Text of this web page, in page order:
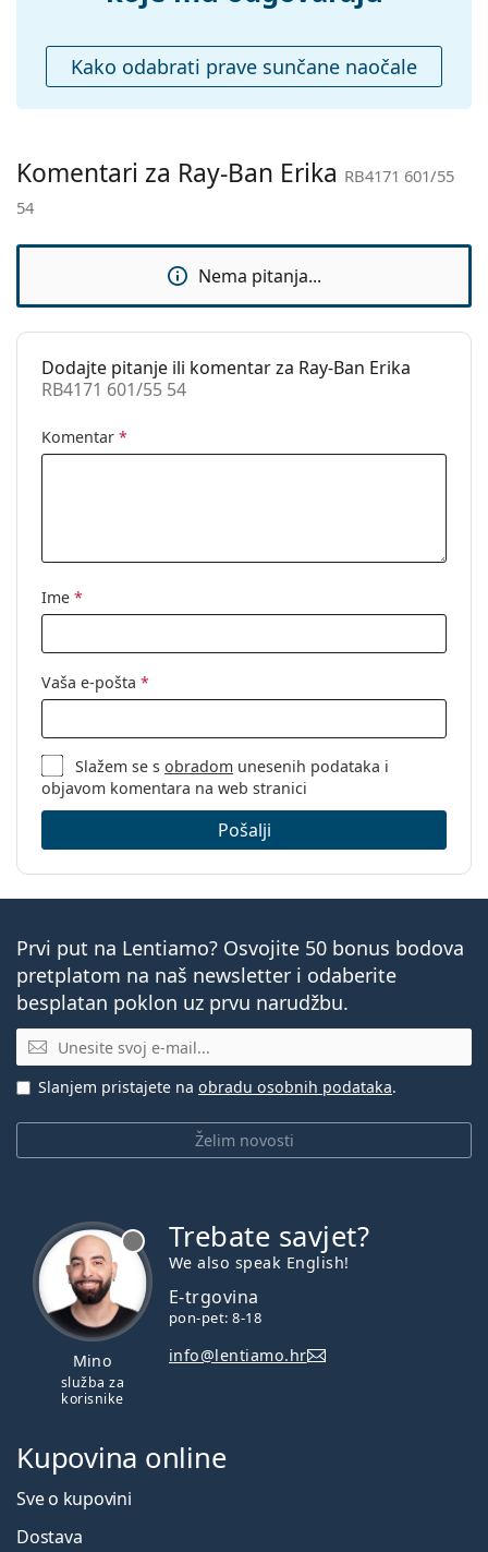
Ostalo
Spol:
Ženske
Kategorija:
Sunčane naočale
Upotreba:
Moda
Da
Kako odabrati prave sunčane naočale
Komentari za Ray-Ban Erika RB4171 601/55
54
Nema pitanja...
Dodajte pitanje ili komentar za Ray-Ban Erika
RB4171 601/55 54
Komentar *
Ime *
Vaša e-pošta *
Slažem se sobradom unesenih podataka i
objavom komentara na web stranici
Pošalji
Prvi put na Lentiamo? Osvojite 50 bonus bodova
pretplatom na naš newsletter i odaberite
besplatan poklon uz prvu narudžbu.
E-mail
Želim novosti
Slanjem pristajete na obradu osobnih podataka.
Mino
služba za
korisnike
Trebate savjet?
We also speak English!
E-trgovina
pon-pet: 8-18
info@lentiamo.hr
Kupovina online
Sve o kupovini
Dostava